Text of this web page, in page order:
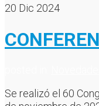
20 Dic 2024
Se realizó el 60